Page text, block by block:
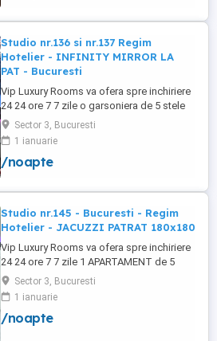
+wifi , frigider, mașină spălat, ...
Studio nr.136 si nr.137 Regim
Hotelier - INFINITY MIRROR LA
PAT - Bucuresti
Vip Luxury Rooms va ofera spre inchiriere
24 24 ore 7 7 zile o garsoniera de 5 stele
Luxoase cu un desing unic si deosebit in
Sector 3 Bucuresti . Garsoniera se alfa in
Complex Rezidential Nou . Acces Bariera
Monitorizare Video in Complex ( de la
PRIVAT in complex ...
Sector 3, Bucuresti
1 ianuarie
/noapte
Studio nr.145 - Bucuresti - Regim
Hotelier - JACUZZI PATRAT 180x180
Vip Luxury Rooms va ofera spre inchiriere
24 24 ore 7 7 zile 1 APARTAMENT de 5
stele Luxos cu un desing unic si deosebit
in Sector 3 Bucuresti . APARTAMENTUL se
alfa in Complex Rezidential Nou . Acces
Bariera Monitorizare Video in Complex (
Sector 3, Bucuresti
1 ianuarie
/noapte